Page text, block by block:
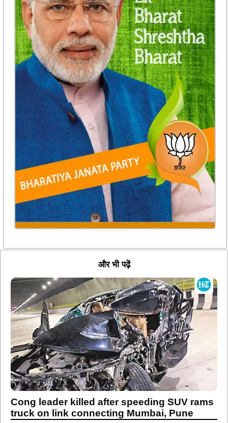
और भी पढ़ें
Cong leader killed after speeding SUV rams
truck on link connecting Mumbai, Pune